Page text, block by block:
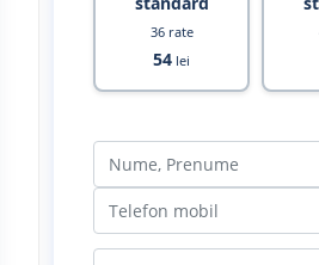
36 rate
54 lei